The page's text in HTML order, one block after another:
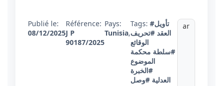
Publié le:
08/12/2025
Référence:
J P
90187/2025
Pays:
Tunisia,
Tags: #تأويل
العقد #تحريف
الوقائع
#سلطة محكمة
الموضوع
#الخبرة
العدلية #وصل
ar